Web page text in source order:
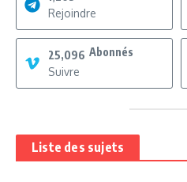
Rejoindre
25,096 Abonnés
Suivre
Liste des sujets